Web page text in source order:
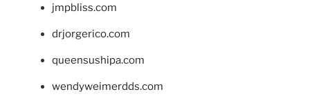
jmpbliss.com
drjorgerico.com
queensushipa.com
wendyweimerdds.com